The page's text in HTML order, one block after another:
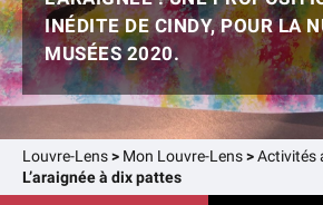
INÉDITE DE CINDY, POUR LA
MUSÉES 2020.
Louvre-Lens> Mon Louvre-Lens>Activités
L’araignée à dix pattes